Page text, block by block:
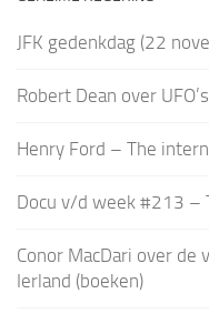
JFK gedenkdag (22
Robert Dean over
Henry Ford – The
Docu v/d week #213 –
Conor MacDari over de
Ierland (boeken)